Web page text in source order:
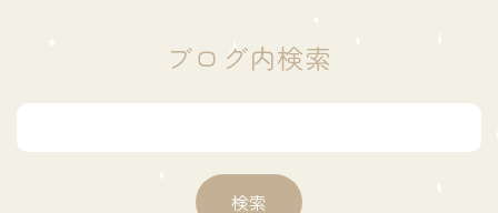
ブログ内検索